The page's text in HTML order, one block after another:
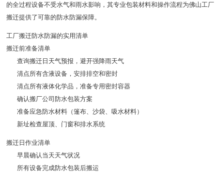
的全过程设备不受水气和雨水影响，其专业包装材料和操作流程为佛山工厂
搬迁提供了可靠的防水防漏保障。
工厂搬迁防水防漏的实用清单
搬迁前准备清单
查询搬迁日天气预报，避开强降雨天气
清点所有含液设备，安排排空和密封
清点所有液体化学品，准备专用密封容器
确认搬厂公司防水包装方案
准备应急防水材料（篷布、沙袋、吸水材料）
新址检查屋顶、门窗和排水系统
搬迁日作业清单
早晨确认当天天气状况
所有设备完成防水包装后搬运